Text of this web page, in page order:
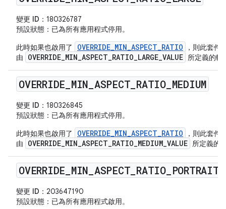
變更 ID： 180326787
預設狀態 ：已為所有應用程式停用。
此時如果也啟用了
OVERRIDE_MIN_ASPECT_RATIO
，則此套件
由
OVERRIDE_MIN_ASPECT_RATIO_LARGE_VALUE 所定義的較
OVERRIDE MIN ASPECT RATIO_ MEDIUM
變更 ID： 180326845
預設狀態 ：已為所有應用程式停用。
此時如果也啟用了
OVERRIDE_MIN_ASPECT_RATIO
，則此套件
由
OVERRIDE_MIN_ASPECT_RATIO_MEDIUM_VALUE 所定義的
OVERRIDE MIN ASPECT RATIO_ PORTRAIT
變更 ID： 203647190
預設狀態 ：已為所有應用程式啟用。